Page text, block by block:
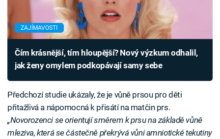
ZAJÍMAVOSTI
Čím krásnější, tím hloupější? Nový výzkum odhalil,
jak ženy omylem podkopávají samy sebe
Předchozí studie ukázaly, že je vůně prsou pro děti
přitažlivá a nápomocná k přisátí na matčin prs.
„Novorozenci se orientují směrem k prsu na základě vůně
mleziva, která se částečně překrývá vůni amniotické tekutiny